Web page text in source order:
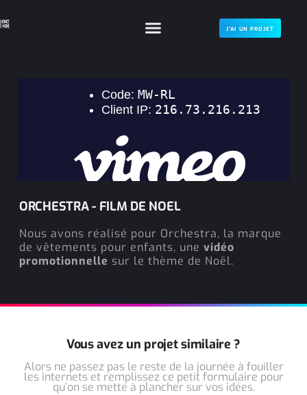
J'AI UN PROJET
ORCHESTRA - FILM DE NOEL
Nous avons réalisé pour Orchestra, la marque
de vêtements pour enfants, une vidéo
promotionnelle sur le thème de Noël.
Vous avez un projet similaire ?
Alors ne passez pas le reste de la journée à fouiller
les internets et remplissez ce petit formulaire pour
qu’on se mette à plancher sur vos idées.